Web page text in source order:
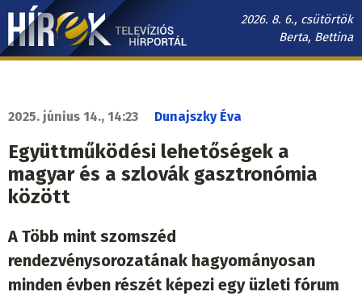
Ugrás
tartalomra
2026. 8. 6., csütörtök
Berta, Bettina
Hírek.sk
navigáció
2025. június 14., 14:23 Dunajszky Éva
Együttműködési lehetőségek a
magyar és a szlovák gasztronómia
között
A Több mint szomszéd
rendezvénysorozatának hagyományosan
minden évben részét képezi egy üzleti fórum